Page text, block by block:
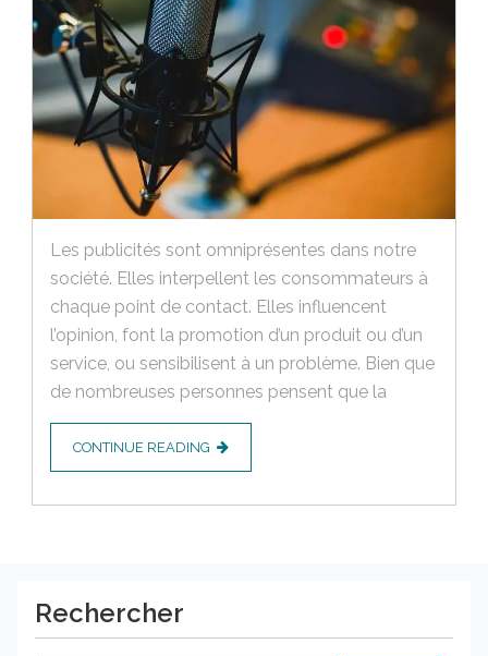
Les publicités sont omniprésentes dans notre
société. Elles interpellent les consommateurs à
chaque point de contact. Elles influencent
l’opinion, font la promotion d’un produit ou d’un
service, ou sensibilisent à un problème. Bien que
de nombreuses personnes pensent que la
CONTINUE READING
Rechercher